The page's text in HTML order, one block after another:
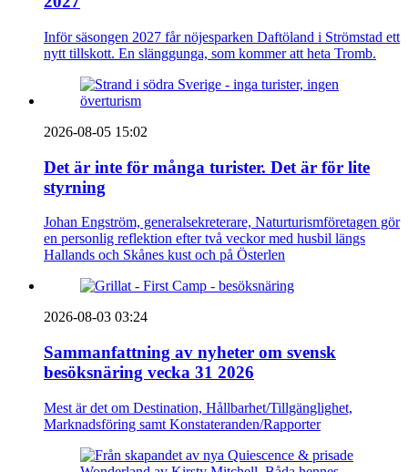
Inför säsongen 2027 får nöjesparken Daftöland i Strömstad ett
nytt tillskott. En slänggunga, som kommer att heta Tromb.
2026-08-05 15:02
Det är inte för många turister. Det är för lite
styrning
Johan Engström, generalsekreterare, Naturturismföretagen gör
en personlig reflektion efter två veckor med husbil längs
Hallands och Skånes kust och på Österlen
2026-08-03 03:24
Sammanfattning av nyheter om svensk
besöksnäring vecka 31 2026
Mest är det om Destination, Hållbarhet/Tillgänglighet,
Marknadsföring samt Konstateranden/Rapporter